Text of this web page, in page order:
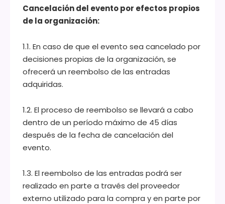
Cancelación del evento por efectos propios
de la organización:
1.1. En caso de que el evento sea cancelado por
decisiones propias de la organización, se
ofrecerá un reembolso de las entradas
adquiridas.
1.2. El proceso de reembolso se llevará a cabo
dentro de un período máximo de 45 días
después de la fecha de cancelación del
evento.
1.3. El reembolso de las entradas podrá ser
realizado en parte a través del proveedor
externo utilizado para la compra y en parte por